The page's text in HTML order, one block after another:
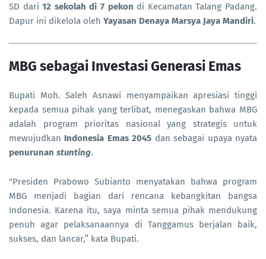
SD dari12 sekolah di 7 pekon di Kecamatan Talang Padang.
Dapur ini dikelola oleh Yayasan Denaya Marsya Jaya Mandiri.
MBG sebagai Investasi Generasi Emas
Bupati Moh. Saleh Asnawi menyampaikan apresiasi tinggi
kepada semua pihak yang terlibat, menegaskan bahwa MBG
adalah program prioritas nasional yang strategis untuk
mewujudkan Indonesia Emas 2045 dan sebagai upaya nyata
penurunan stunting.
"Presiden Prabowo Subianto menyatakan bahwa program
MBG menjadi bagian dari rencana kebangkitan bangsa
Indonesia. Karena itu, saya minta semua pihak mendukung
penuh agar pelaksanaannya di Tanggamus berjalan baik,
sukses, dan lancar,” kata Bupati.